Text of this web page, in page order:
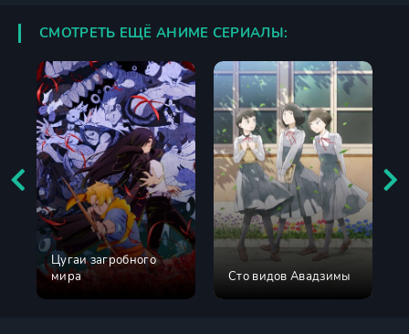
СМОТРЕТЬ ЕЩЁ АНИМЕ СЕРИАЛЫ:
Цугаи загробного
мира
Сто видов Авадзимы